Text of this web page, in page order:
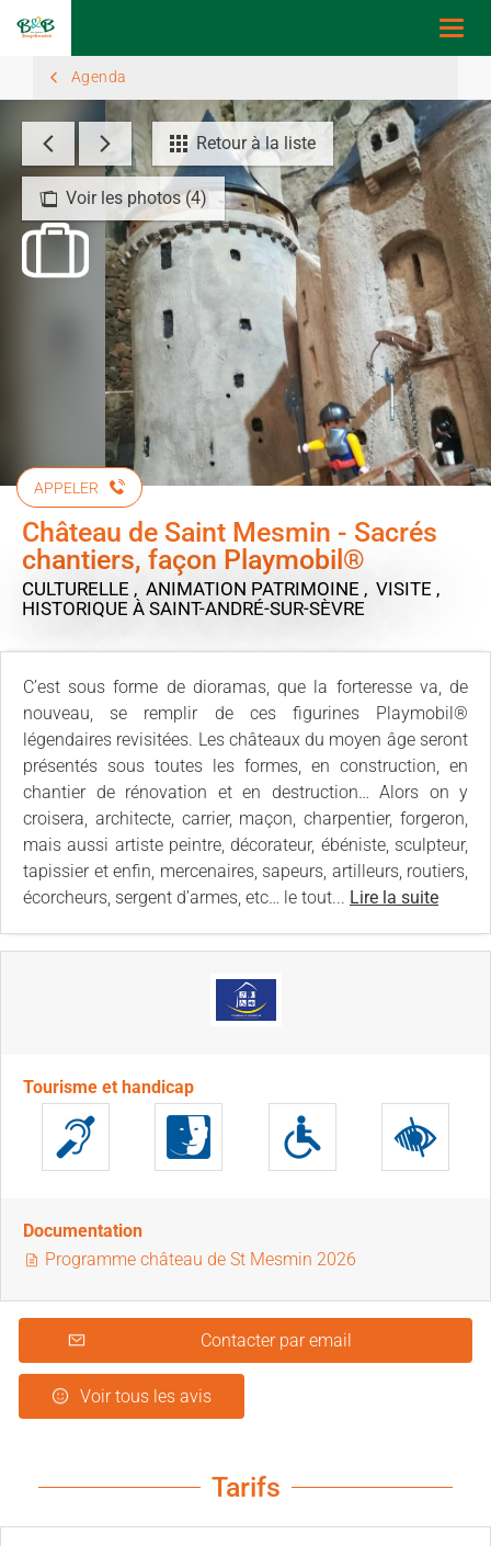
Agenda
Retour à la liste
Voir les photos (4)
APPELER
Château de Saint Mesmin - Sacrés
chantiers, façon Playmobil®
CULTURELLE , ANIMATION PATRIMOINE , VISITE ,
HISTORIQUE À SAINT-ANDRÉ-SUR-SÈVRE
C’est sous forme de dioramas, que la forteresse va, de
nouveau, se remplir de ces figurines Playmobil®
légendaires revisitées. Les châteaux du moyen âge seront
présentés sous toutes les formes, en construction, en
chantier de rénovation et en destruction… Alors on y
croisera, architecte, carrier, maçon, charpentier, forgeron,
mais aussi artiste peintre, décorateur, ébéniste, sculpteur,
tapissier et enfin, mercenaires, sapeurs, artilleurs, routiers,
écorcheurs, sergent d’armes, etc… le tout... Lire la suite
Tourisme et handicap
Documentation
Programme château de St Mesmin 2026
Contacter par email
Voir tous les avis
Tarifs